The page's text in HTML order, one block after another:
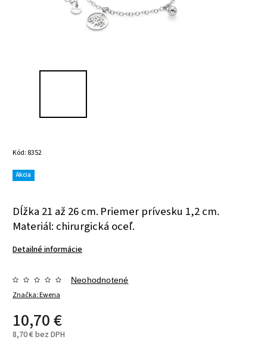
Kód: 8352
Akcia
Dĺžka 21 až 26 cm. Priemer prívesku 1,2 cm.
Materiál: chirurgická oceľ.
Detailné informácie
Značka:Ewena
Neohodnotené
10,70 €
8,70 € bez DPH